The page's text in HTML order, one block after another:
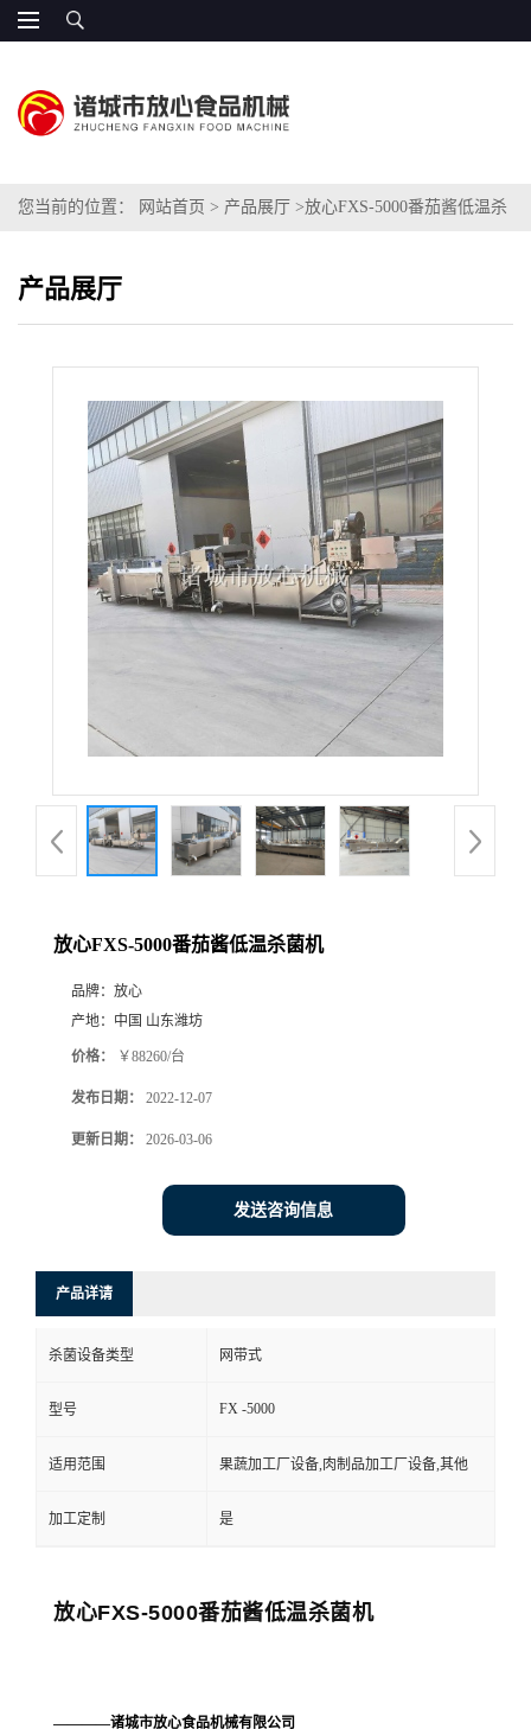
您当前的位置： 网站首页 > 产品展厅 >放心FXS-5000番茄酱低温杀
产品展厅
放心FXS-5000番茄酱低温杀菌机
品牌： 放心
产地： 中国 山东潍坊
价格： ￥88260/台
发布日期： 2022-12-07
更新日期： 2026-03-06
发送咨询信息
产品详请
杀菌设备类型 网带式
型号 FX -5000
适用范围 果蔬加工厂设备,肉制品加工厂设备,其他
加工定制 是
放心FXS-5000番茄酱低温杀菌机
————诸城市放心食品机械有限公司